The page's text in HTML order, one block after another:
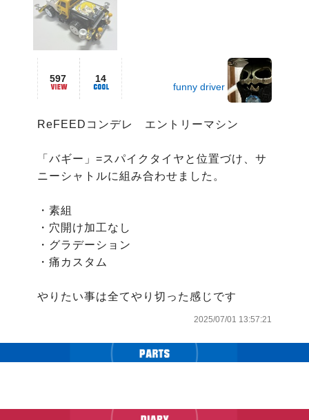
597 14
funny driver
ReFEEDコンデレ　エントリーマシン
「バギー」=スパイクタイヤと位置づけ、サ
ニーシャトルに組み合わせました。
・素組
・穴開け加工なし
・グラデーション
・痛カスタム
やりたい事は全てやり切った感じです
2025/07/01 13:57:21